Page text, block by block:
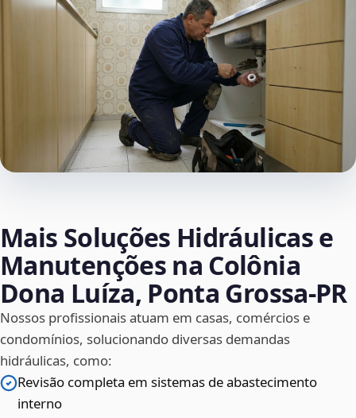
Mais Soluções Hidráulicas e
Manutenções na Colônia
Dona Luíza, Ponta Grossa‑PR
Nossos profissionais atuam em casas, comércios e
condomínios, solucionando diversas demandas
hidráulicas, como:
Revisão completa em sistemas de abastecimento
interno